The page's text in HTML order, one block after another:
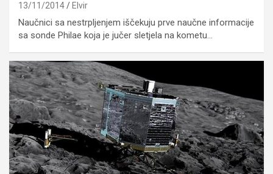
13/11/2014 Elvir
Naučnici sa nestrpljenjem iščekuju prve naučne informacije
sa sonde Philae koja je jučer sletjela na kometu…